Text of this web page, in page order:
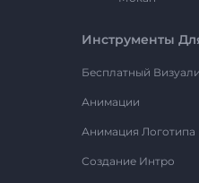
Инструменты
Бесплатный
Анимации
Анимация Логотипа
Создание Интро